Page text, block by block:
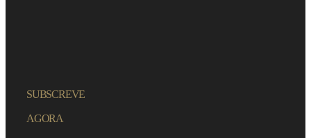
SUBSCREVE
AGORA